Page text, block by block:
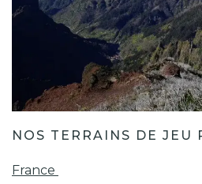
NOS TERRAINS DE JEU
France